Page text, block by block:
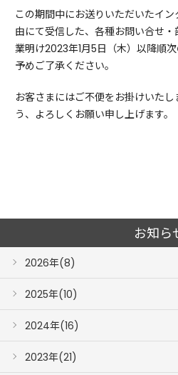
この期間中にお送りいただいたイ
由にて受信した、各種お問い合せ
業明け2023年1月5日（木）以降順
予めご了承ください。
お客さまにはご不便をお掛けいた
う、よろしくお願い申し上げます。
お知ら
2026年(8)
2025年(10)
2024年(16)
2023年(21)